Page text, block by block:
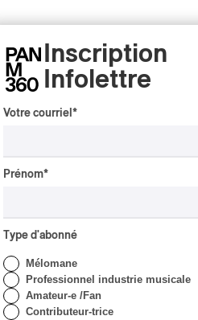
Inscription
Infolettre
Votre courriel *
Prénom*
Type d'abonné
Mélomane
Professionnel industrie musicale
Amateur-e /Fan
Contributeur-trice